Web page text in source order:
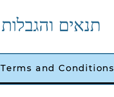
תנאים והגבלות
Terms and Conditions